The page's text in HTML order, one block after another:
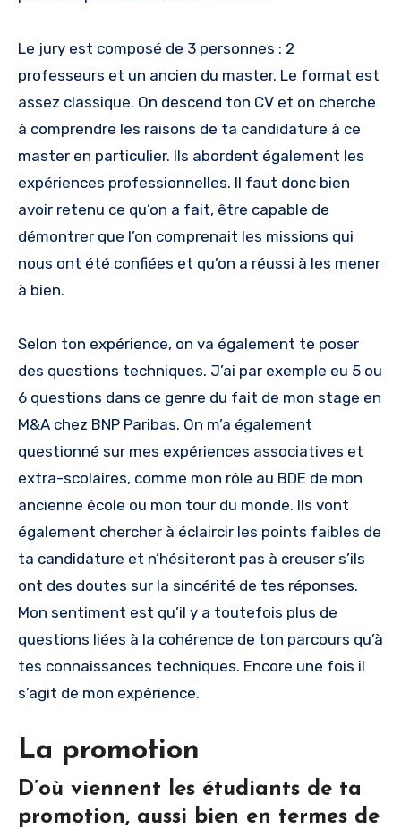
Le jury est composé de 3 personnes : 2
professeurs et un ancien du master. Le format est
assez classique. On descend ton CV et on cherche
à comprendre les raisons de ta candidature à ce
master en particulier. Ils abordent également les
expériences professionnelles. Il faut donc bien
avoir retenu ce qu’on a fait, être capable de
démontrer que l’on comprenait les missions qui
nous ont été confiées et qu’on a réussi à les mener
à bien.
Selon ton expérience, on va également te poser
des questions techniques. J’ai par exemple eu 5 ou
6 questions dans ce genre du fait de mon stage en
M&A chez BNP Paribas. On m’a également
questionné sur mes expériences associatives et
extra-scolaires, comme mon rôle au BDE de mon
ancienne école ou mon tour du monde. Ils vont
également chercher à éclaircir les points faibles de
ta candidature et n’hésiteront pas à creuser s’ils
ont des doutes sur la sincérité de tes réponses.
Mon sentiment est qu’il y a toutefois plus de
questions liées à la cohérence de ton parcours qu’à
tes connaissances techniques. Encore une fois il
s’agit de mon expérience.
La promotion
D’où viennent les étudiants de ta
promotion, aussi bien en termes de